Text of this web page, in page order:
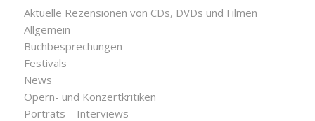
Aktuelle Rezensionen von CDs, DVDs und Filmen
Allgemein
Buchbesprechungen
Festivals
News
Opern- und Konzertkritiken
Porträts – Interviews